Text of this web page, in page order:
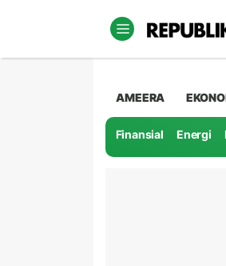
AMEERA
Finansial Energi